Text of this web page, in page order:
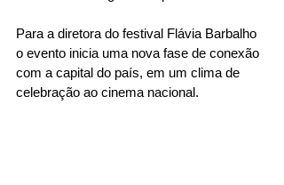
Para a diretora do festival Flávia Barbalho
o evento inicia uma nova fase de conexão
com a capital do país, em um clima de
celebração ao cinema nacional.